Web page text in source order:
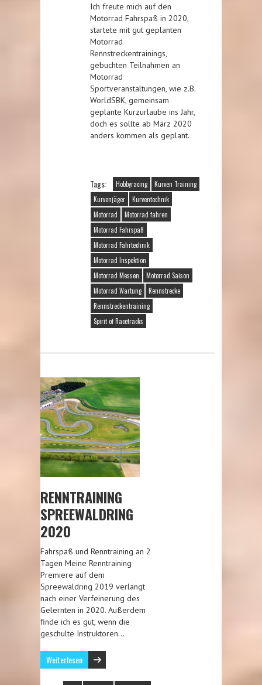
Ich freute mich auf den
Motorrad Fahrspaß in 2020,
startete mit gut geplanten
Motorrad
Rennstreckentrainings,
gebuchten Teilnahmen an
Motorrad
Sportveranstaltungen, wie z.B.
WorldSBK, gemeinsam
geplante Kurzurlaube ins Jahr,
doch es sollte ab März 2020
anders kommen als geplant.
Tags: Hobbyracing
Kurven Training
Kurvenjäger
Kurventechnik
Motorrad
Motorrad fahren
Motorrad Fahrspaß
Motorrad Fahrtechnik
Motorrad Inspektion
Motorrad Messen
Motorrad Saison
Motorrad Wartung
Rennstrecke
Rennstreckentraining
Spirit of Racetracks
RENNTRAINING
SPREEWALDRING
2020
Fahrspaß und Renntraining an 2
Tagen Meine Renntraining
Premiere auf dem
Spreewaldring 2019 verlangt
nach einer Verfeinerung des
Gelernten in 2020. Außerdem
finde ich es gut, wenn die
geschulte Instruktoren…
Weiterlesen